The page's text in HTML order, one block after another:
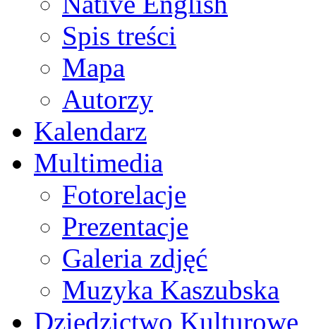
Spis treści
Mapa
Autorzy
Kalendarz
Multimedia
Fotorelacje
Prezentacje
Galeria zdjęć
Muzyka Kaszubska
Dziedzictwo Kulturowe